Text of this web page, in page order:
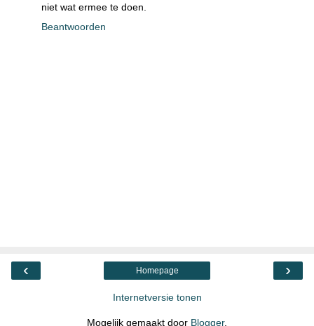
niet wat ermee te doen.
Beantwoorden
‹ ›
Homepage
Internetversie tonen
Mogelijk gemaakt door Blogger.